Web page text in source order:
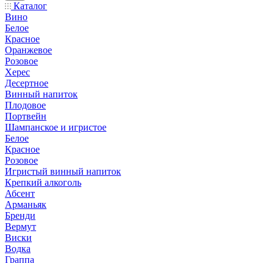
Каталог
Вино
Белое
Красное
Оранжевое
Розовое
Херес
Десертное
Винный напиток
Плодовое
Портвейн
Шампанское и игристое
Белое
Красное
Розовое
Игристый винный напиток
Крепкий алкоголь
Абсент
Арманьяк
Бренди
Вермут
Виски
Водка
Граппа